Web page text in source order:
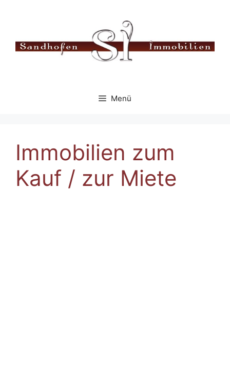
Menü
Immobilien zum
Kauf / zur Miete